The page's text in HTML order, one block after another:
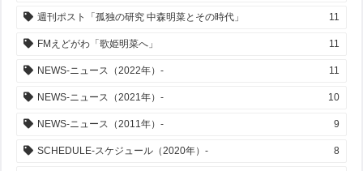
週刊ポスト「孤独の研究 中森明菜とその時代」 11
FMえどがわ「歌姫明菜へ」 11
NEWS-ニュース（2022年）- 11
NEWS-ニュース（2021年）- 10
NEWS-ニュース（2011年）- 9
SCHEDULE-スケジュール（2020年）- 8